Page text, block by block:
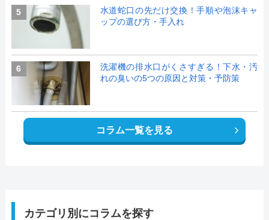
5
水道蛇口の先だけ交換！手順や泡沫キャ
ップの選び方・手入れ
6
洗濯機の排水口がくさすぎる！下水・汚
れの臭いの5つの原因と対策・予防策
コラム一覧を見る
カテゴリ別にコラムを探す